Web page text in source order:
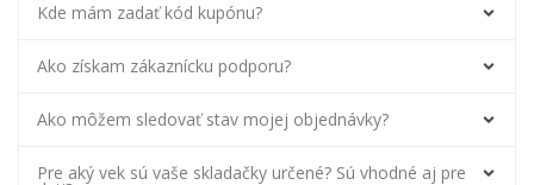
Kde mám zadať kód kupónu?
Ako získam zákaznícku podporu?
Ako môžem sledovať stav mojej objednávky?
Pre aký vek sú vaše skladačky určené? Sú vhodné aj pre